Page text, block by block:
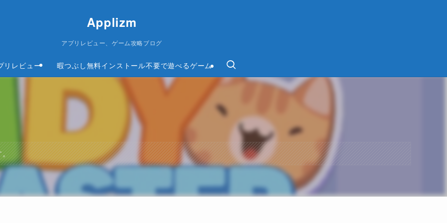
Applizm
アプリレビュー、ゲーム攻略ブログ
リレビュー 暇つぶし無料インストール不要で遊べるゲーム